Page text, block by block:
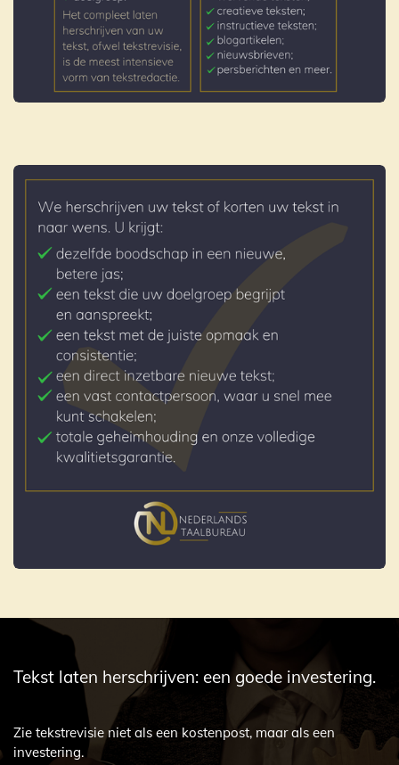
Tekst laten herschrijven: een goede investering.
Zie tekstrevisie niet als een kostenpost, maar als een
investering.